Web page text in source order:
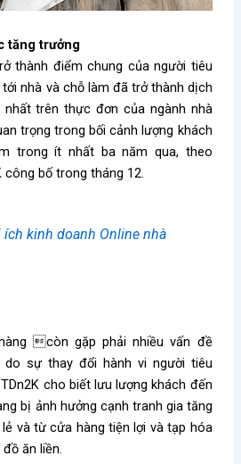
tăng trưởng
thành điểm chung của người tiêu
nhà và chỗ làm đã trở thành dịch
trên thực đơn của ngành nhà
trọng trong bối cảnh lượng khách
trong ít nhất ba năm qua, theo
công bố trong tháng 12.
ích kinh doanh Online nhà
còn gặp phải nhiều vấn đề
do sự thay đổi hành vi người tiêu
cho biết lưu lượng khách đến
bị ảnh hưởng cạnh tranh gia tăng
và từ cửa hàng tiện lợi và tạp hóa
ăn liền.